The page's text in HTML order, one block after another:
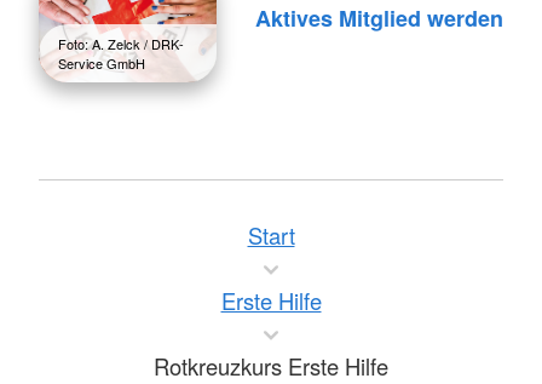
Foto: A. Zelck / DRK-
Service GmbH
Aktives Mitglied werden
Start
Erste Hilfe
Rotkreuzkurs Erste Hilfe